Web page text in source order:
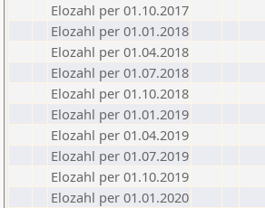
Elozahl per 01.10.2017
Elozahl per 01.01.2018
Elozahl per 01.04.2018
Elozahl per 01.07.2018
Elozahl per 01.10.2018
Elozahl per 01.01.2019
Elozahl per 01.04.2019
Elozahl per 01.07.2019
Elozahl per 01.10.2019
Elozahl per 01.01.2020